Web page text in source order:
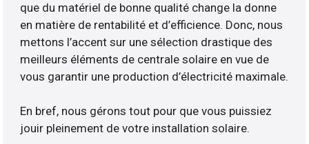
que du matériel de bonne qualité change la donne
en matière de rentabilité et d’efficience. Donc, nous
mettons l’accent sur une sélection drastique des
meilleurs éléments de centrale solaire en vue de
vous garantir une production d’électricité maximale.
En bref, nous gérons tout pour que vous puissiez
jouir pleinement de votre installation solaire.